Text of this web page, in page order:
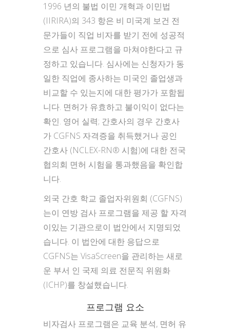
1996 년의 불법 이민 개혁과 이민법
(IIRIRA)의 343 항은 비 미국계 보건 전
문가들이 직업 비자를 받기 전에 성공적
으로 심사 프로그램을 마쳐야한다고 규
정하고 있습니다. 심사에는 신청자가 동
일한 직업에 종사하는 미국인 졸업생과
비교할 수 있는지에 대한 평가가 포함됩
니다. 면허가 유효하고 불이익이 없다는
확인. 영어 실력; 간호사의 경우 간호사
가 CGFNS 자격증을 취득했거나 공인
간호사 (NCLEX-RN® 시험)에 대한 전국
협의회 면허 시험을 통과했음을 확인합
니다.
외국 간호 학교 졸업자위원회 (CGFNS)
는이 연방 검사 프로그램을 제공 할 자격
이있는 기관으로이 법안에서 지명되었
습니다. 이 법안에 대한 응답으로
CGFNS는 VisaScreen을 관리하는 새로
운 부서 인 국제 의료 전문직 위원화
(ICHP)를 창설했습니다.
프로그램 요소
비자검사 프로그램은 교육 분석, 면허 유